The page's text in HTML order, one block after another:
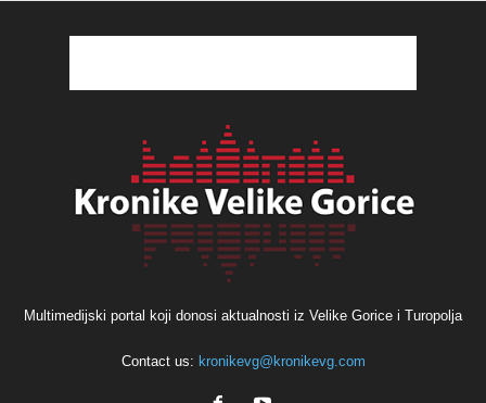
Multimedijski portal koji donosi aktualnosti iz Velike Gorice i Turopolja
Contact us: kronikevg@kronikevg.com